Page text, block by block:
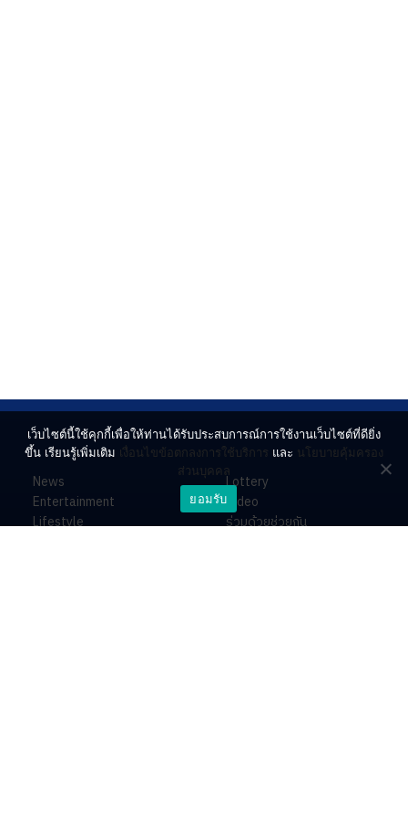
News
Entertainment
Lifestyle
Lottery
Video
ร่วมด้วยช่วยกัน
เว็บไซต์นี้ใช้คุกกี้เพื่อให้ท่านได้รับประสบการณ์การใช้งานเว็บไซต์ที่ดียิ่ง
ขึ้น เรียนรู้เพิ่มเติม เงื่อนไขข้อตกลงการใช้บริการ และ นโยบายคุ้มครอง
ส่วนบุคคล
ยอมรับ